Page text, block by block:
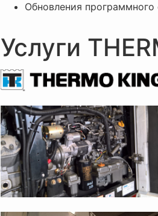
Обновления программного
Услуги